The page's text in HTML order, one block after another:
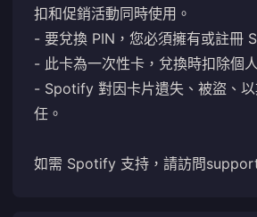
扣和促銷活動同時使用。
- 要兌換 PIN，您必須擁有或註冊
- 此卡為一次性卡，兌換時扣除個
- Spotify 對因卡片遺失、被盜、
任。
如需 Spotify 支持，請訪問